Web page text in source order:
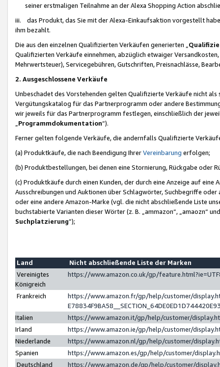
seiner erstmaligen Teilnahme an der Alexa Shopping Action
iii. das Produkt, das Sie mit der Alexa-Einkaufsaktion vorgestellt
ihm bezahlt.
Die aus den einzelnen Qualifizierten Verkäufen generierten „
Qualifizierten Verkäufe einnehmen, abzüglich etwaiger
Mehrwertsteuer), Servicegebühren, Gutschriften, Preisnachlässe,
2. Ausgeschlossene Verkäufe
Unbeschadet des Vorstehenden gelten Qualifizierte Verkäufe nicht
Vergütungskatalog für das Partnerprogramm oder andere
wir jeweils für das Partnerprogramm festlegen, einschließlich der
Programmdokumentation“).
Ferner gelten folgende Verkäufe, die andernfalls Qualifizierte
(a) Produktkäufe, die nach Beendigung IhrerVereinbarung erfolgen;
(b) Produktbestellungen, bei denen eine Stornierung, Rückgabe oder
(c) Produktkäufe durch einen Kunden, der durch eine Anzeige auf
Ausschreibungen und Auktionen über Schlagwörter, Suchbegriffe
oder eine andere Amazon-Marke (vgl. die nicht abschließende Liste
buchstabierte Varianten dieser Wörter (z. B. „ammazon“, „amaozn“
Suchplatzierung”);
Land
Nicht abschließende Liste der Marken
Vereinigtes
Königreich
https://www.amazon.co.uk/gp/
Frankreich
https://www.amazon.fr/gp/help/customer/
Italien
https://www.amazon.it/gp/help/customer/
Irland
https://www.amazon.ie/gp/help/customer/
Niederlande
https://www.amazon.nl/gp/help/customer/
Spanien
https://www.amazon.es/gp/help/customer/
Deutschland
https://www.amazon.de/gp/help/customer/